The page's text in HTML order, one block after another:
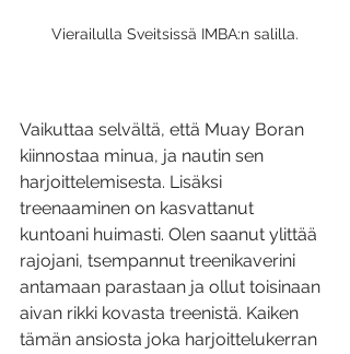
Vierailulla Sveitsissä IMBA:n salilla.
Vaikuttaa selvältä, että Muay Boran
kiinnostaa minua, ja nautin sen
harjoittelemisesta. Lisäksi
treenaaminen on kasvattanut
kuntoani huimasti. Olen saanut ylittää
rajojani, tsempannut treenikaverini
antamaan parastaan ja ollut toisinaan
aivan rikki kovasta treenistä. Kaiken
tämän ansiosta joka harjoittelukerran